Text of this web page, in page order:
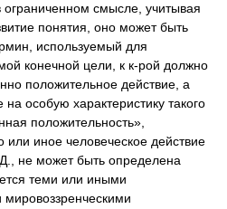
ограниченном смысле, учитывая
понятия, оно может быть
используемый для
конечной цели, к к-рой должно
положительное действие, а
на особую характеристику такого
положительность»,
иное человеческое действие
не может быть определена
теми или иными